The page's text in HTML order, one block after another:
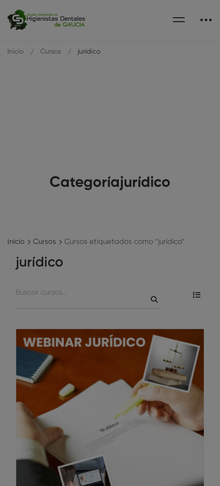
Categoríajurídico
Inicio Cursos jurídico
Inicio Cursos Cursos etiquetados como “jurídico”
jurídico